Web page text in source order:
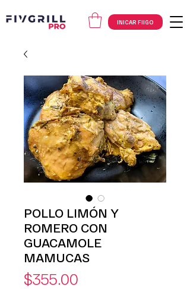
INICAR FIIGO
POLLO LIMÓN Y
ROMERO CON
GUACAMOLE
MAMUCAS
$355.00